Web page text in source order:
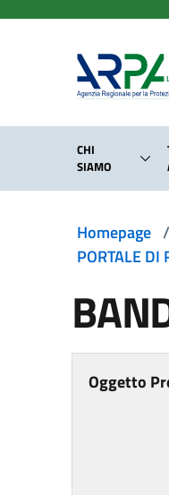
CHI
SIAMO
Homepage /
PORTALE DI
Oggetto